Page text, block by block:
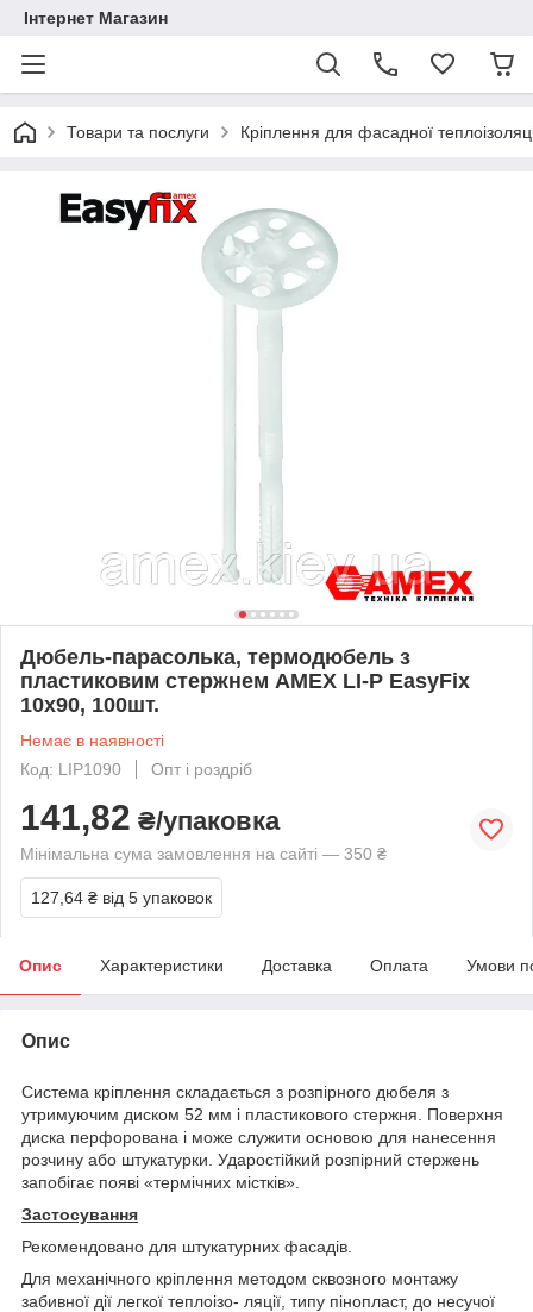
Інтернет Магазин
Товари та послуги Кріплення для фасадної
Дюбель-парасолька, термодюбель з
пластиковим стержнем AMEX LI-P EasyFix
10х90, 100шт.
Немає в наявності
Код: LIP1090
Опт і роздріб
141,82 ₴/упаковка
Мінімальна сума замовлення на сайті — 350 ₴
127,64 ₴ від 5 упаковок
Опис Характеристики Доставка Оплата Умови
Опис
Система кріплення складається з розпірного дюбеля з
утримуючим диском 52 мм і пластикового стержня. Поверхня
диска перфорована і може служити основою для нанесення
розчину або штукатурки. Ударостійкий розпірний стержень
запобігає появі «термічних містків».
Застосування
Рекомендовано для штукатурних фасадів.
Для механічного кріплення методом сквозного монтажу
забивної дії легкої теплоізо- ляції, типу пінопласт, до несучої